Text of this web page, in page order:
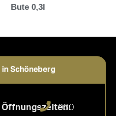
Bute 0,3l
in Schöneberg
Öffnungszeiten:
030